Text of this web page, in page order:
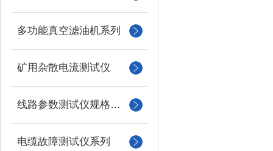
多功能真空滤油机系列
矿用杂散电流测试仪
线路参数测试仪规格型号
电缆故障测试仪系列